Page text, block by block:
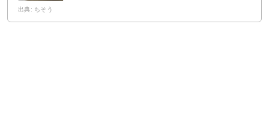
出典: ちそう